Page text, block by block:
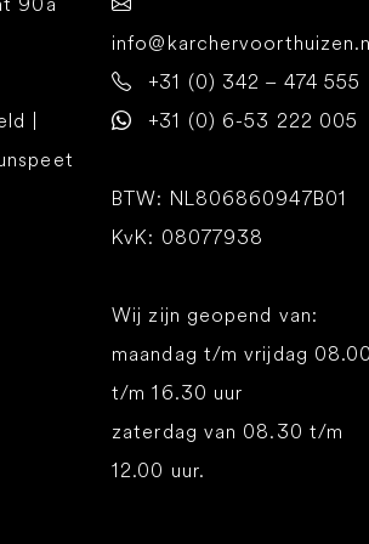
|
+31 (0) 342 – 474 555
+31 (0) 6-53 222 005
BTW: NL806860947B01
KvK: 08077938
Wij zijn geopend van:
maandag t/m vrijdag
t/m 16.30 uur
zaterdag van 08.30 t/m
12.00 uur.